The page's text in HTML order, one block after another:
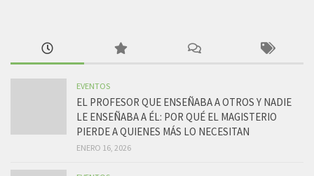
EVENTOS
EL PROFESOR QUE ENSEÑABA A OTROS Y NADIE
LE ENSEÑABA A ÉL: POR QUÉ EL MAGISTERIO
PIERDE A QUIENES MÁS LO NECESITAN
ENERO 16, 2026